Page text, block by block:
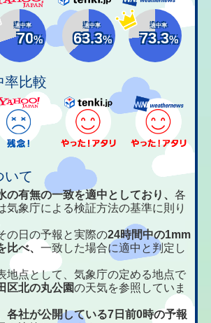
適中率
70%
適中率
63.3%
適中率
73.3%
比較
て
の有無の一致を適中としており、各
気象庁による検証方法の基準に則り
の日の予報と実際の24時間中の1mm
比べ、一致した場合に適中と判定し
点として、気象庁の定める地点で
区北の丸公園の天気を参照していま
各社が公開している7日前0時の予報